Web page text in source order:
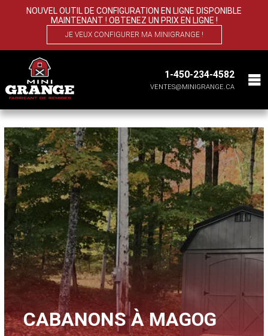
NOUVEL OUTIL DE CONFIGURATION EN LIGNE DISPONIBLE
MAINTENANT ! OBTENEZ UN PRIX EN LIGNE !
JE VEUX CONFIGURER MA MINIGRANGE !
1-450-234-4582
VENTES@MINIGRANGE.CA
CABANONS ÀMAGOG